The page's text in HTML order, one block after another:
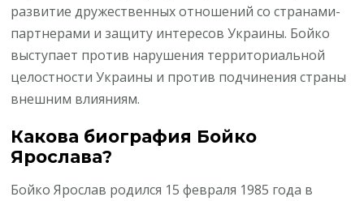
развитие дружественных отношений со странами-
партнерами и защиту интересов Украины. Бойко
выступает против нарушения территориальной
целостности Украины и против подчинения страны
внешним влияниям.
Какова биография Бойко
Ярослава?
Бойко Ярослав родился 15 февраля 1985 года в